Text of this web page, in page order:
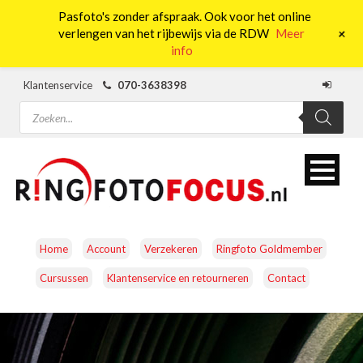
Klantenservice
070-3638398
Producten
zoeken
Home Account Verzekeren Ringfoto Goldmember
Cursussen Klantenservice en retourneren Contact
CAMERA’S OBJECTIEVEN ACCESSOIRES
Pasfoto's zonder afspraak. Ook voor het online
verlengen van het rijbewijs via de RDW Meer
info
+